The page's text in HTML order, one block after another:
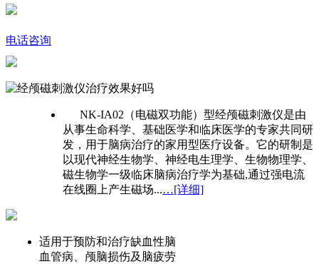
电话咨询
NK-IA02（电磁双功能）型经颅磁刺激仪是由
从事生命科学、基础医学和临床医学的专家共同研
发，用于脑病治疗的家用型医疗设备。它的研制是
以现代神经生物学、神经电生理学、生物物理学、
磁生物学一级临床脑病治疗学为基础,通过强电流
在线圈上产生磁场...…[详细]
适用于预防和治疗缺血性脑
血管病、颅脑损伤及脑疲劳